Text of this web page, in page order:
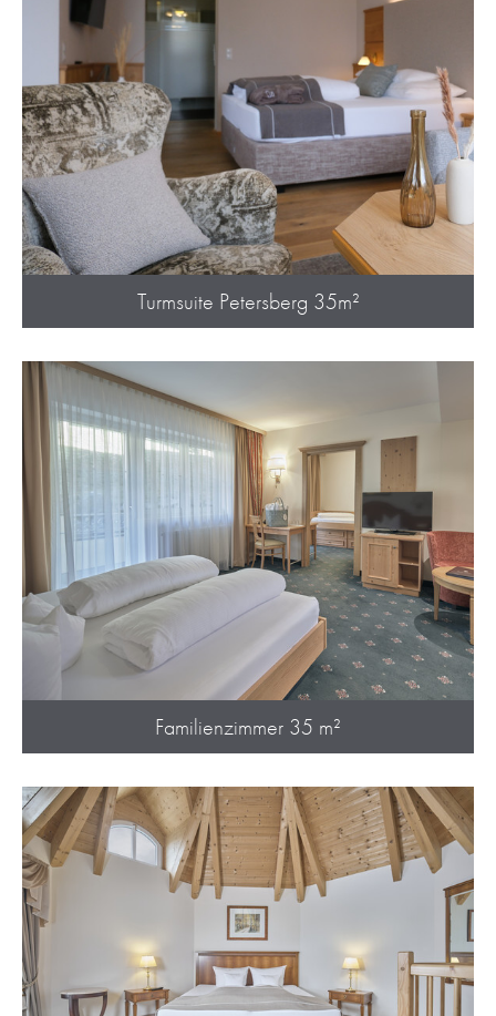
Turmsuite Petersberg 35m²
Familienzimmer 35 m²